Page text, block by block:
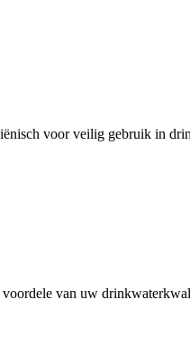
voor veilig gebruik in
van uw